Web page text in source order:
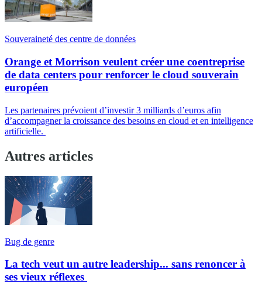
Souveraineté des centre de données
Orange et Morrison veulent créer une coentreprise
de data centers pour renforcer le cloud souverain
européen
Les partenaires prévoient d’investir 3 milliards d’euros afin
d’accompagner la croissance des besoins en cloud et en intelligence
artificielle.
Autres articles
Bug de genre
La tech veut un autre leadership... sans renoncer à
ses vieux réflexes